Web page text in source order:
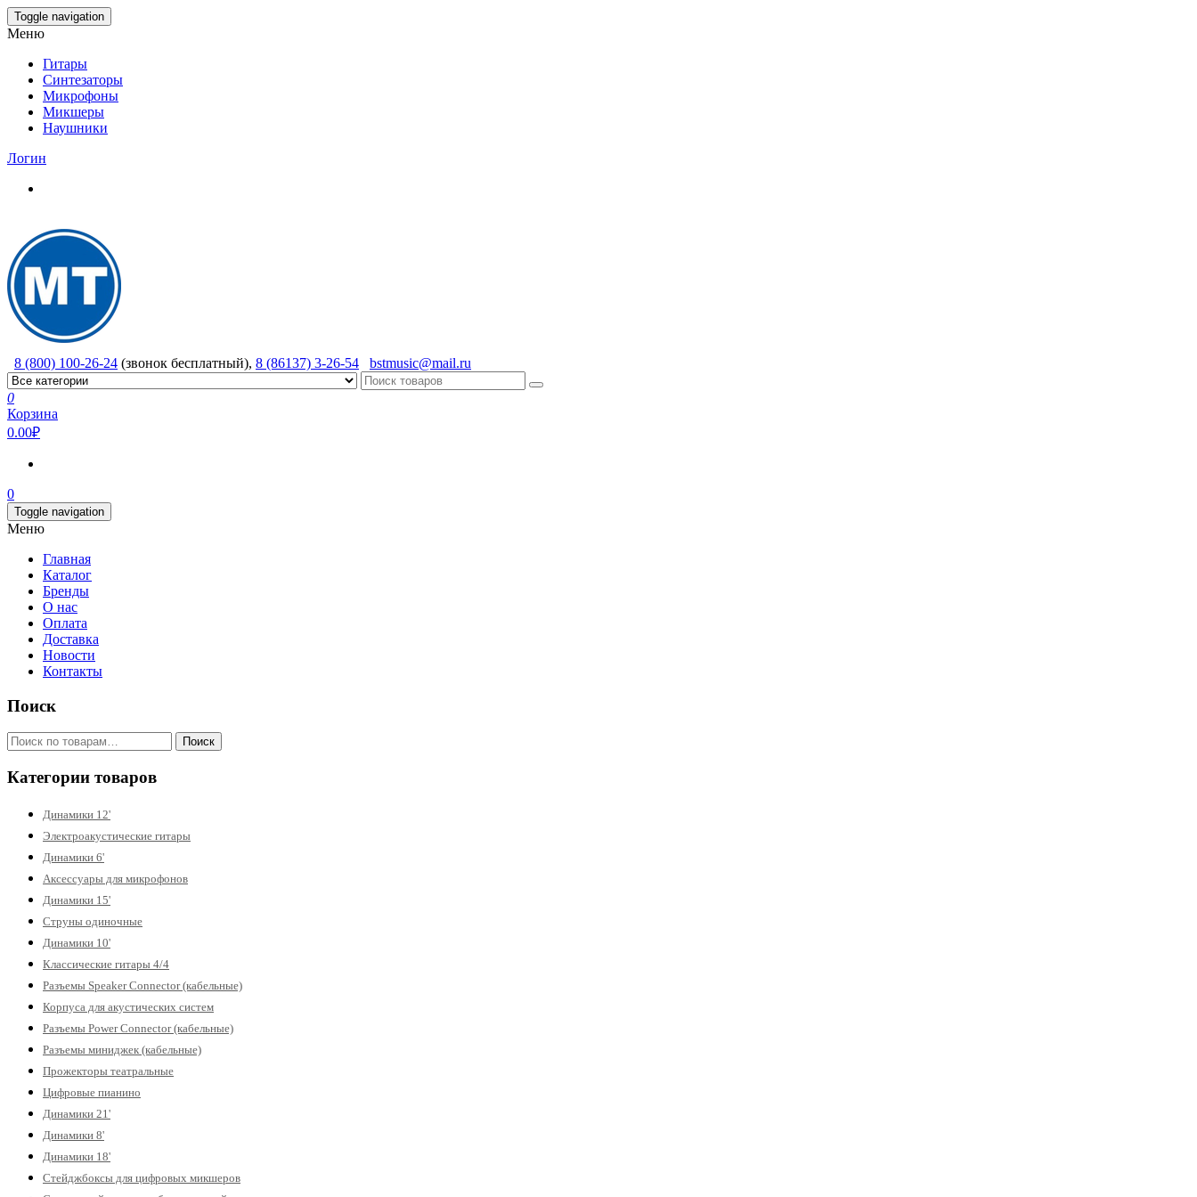
Skip
to
content
Toggle navigation
Меню
Гитары
Синтезаторы
Микрофоны
Микшеры
Наушники
Логин
8 (800) 100-26-24 (звонок бесплатный), 8 (86137) 3-26-54 bstmusic@mail.ru
0
Корзина
0.00₽
0
Toggle navigation
Меню
Главная
Каталог
Бренды
О нас
Оплата
Доставка
Новости
Контакты
Поиск
Искать: Поиск
Категории товаров
Динамики 12'
Электроакустические гитары
Динамики 6'
Аксессуары для микрофонов
Динамики 15'
Струны одиночные
Динамики 10'
Классические гитары 4/4
Разъемы Speaker Connector (кабельные)
Корпуса для акустических систем
Разъемы Power Connector (кабельные)
Разъемы миниджек (кабельные)
Прожекторы театральные
Цифровые пианино
Динамики 21'
Динамики 8'
Динамики 18'
Стейджбоксы для цифровых микшеров